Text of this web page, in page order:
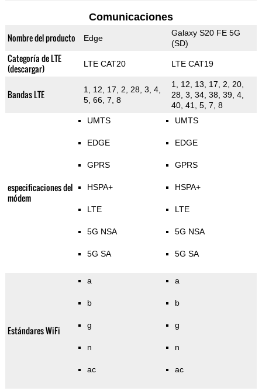
Comunicaciones
Nombre del producto Edge
Galaxy S20 FE 5G
(SD)
Categoría de LTE
(descargar)
LTE CAT20 LTE CAT19
Bandas LTE
1, 12, 17, 2, 28, 3, 4,
5, 66, 7, 8
1, 12, 13, 17, 2, 20,
28, 3, 34, 38, 39, 4,
40, 41, 5, 7, 8
especificaciones del
módem
UMTS
EDGE
GPRS
HSPA+
LTE
5G NSA
5G SA
UMTS
EDGE
GPRS
HSPA+
LTE
5G NSA
5G SA
Estándares WiFi
a
b
g
n
ac
a
b
g
n
ac